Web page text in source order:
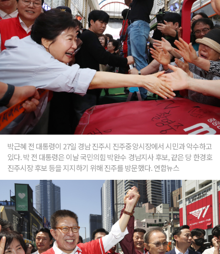
박근혜 전 대통령이 27일 경남 진주시 진주중앙시장에서 시민과 악수하고
있다. 박 전 대통령은 이날 국민의힘 박완수 경남지사 후보, 같은 당 한경호
진주시장 후보 등을 지지하기 위해 진주를 방문했다. 연합뉴스